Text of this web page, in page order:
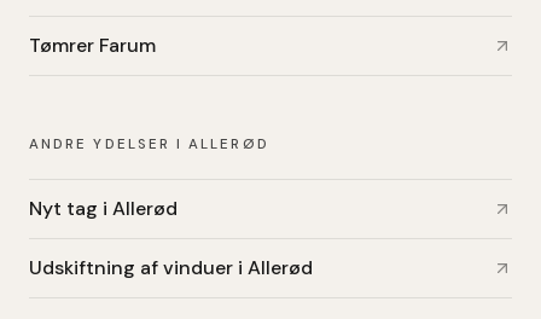
Tømrer Farum
ANDRE YDELSER I ALLERØD
Nyt tag i Allerød
Udskiftning af vinduer i Allerød